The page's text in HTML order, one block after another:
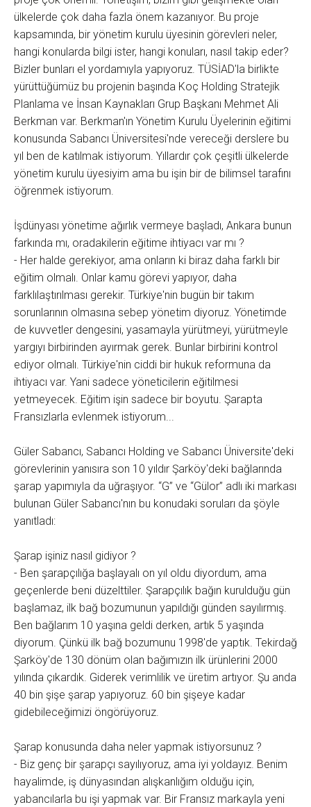
ülkelerde çok daha fazla önem kazanıyor. Bu proje
kapsamında, bir yönetim kurulu üyesinin görevleri neler,
hangi konularda bilgi ister, hangi konuları, nasıl takip eder?
Bizler bunları el yordamıyla yapıyoruz. TÜSİAD'la birlikte
yürüttüğümüz bu projenin başında Koç Holding Stratejik
Planlama ve İnsan Kaynakları Grup Başkanı Mehmet Ali
Berkman var. Berkman'ın Yönetim Kurulu Üyelerinin eğitimi
konusunda Sabancı Üniversitesi'nde vereceği derslere bu
yıl ben de katılmak istiyorum. Yıllardır çok çeşitli ülkelerde
yönetim kurulu üyesiyim ama bu işin bir de bilimsel tarafını
öğrenmek istiyorum.
İşdünyası yönetime ağırlık vermeye başladı, Ankara bunun
farkında mı, oradakilerin eğitime ihtiyacı var mı ?
- Her halde gerekiyor, ama onların ki biraz daha farklı bir
eğitim olmalı. Onlar kamu görevi yapıyor, daha
farklılaştırılması gerekir. Türkiye'nin bugün bir takım
sorunlarının olmasına sebep yönetim diyoruz. Yönetimde
de kuvvetler dengesini, yasamayla yürütmeyi, yürütmeyle
yargıyı birbirinden ayırmak gerek. Bunlar birbirini kontrol
ediyor olmalı. Türkiye'nin ciddi bir hukuk reformuna da
ihtiyacı var. Yani sadece yöneticilerin eğitilmesi
yetmeyecek. Eğitim işin sadece bir boyutu. Şarapta
Fransızlarla evlenmek istiyorum...
Güler Sabancı, Sabancı Holding ve Sabancı Üniversite'deki
görevlerinin yanısıra son 10 yıldır Şarköy'deki bağlarında
şarap yapımıyla da uğraşıyor. ‘‘G’’ ve ‘‘Gülor’’ adlı iki markası
bulunan Güler Sabancı'nın bu konudaki soruları da şöyle
yanıtladı:
Şarap işiniz nasıl gidiyor ?
- Ben şarapçılığa başlayalı on yıl oldu diyordum, ama
geçenlerde beni düzelttiler. Şarapçılık bağın kurulduğu gün
başlamaz, ilk bağ bozumunun yapıldığı günden sayılırmış.
Ben bağlarım 10 yaşına geldi derken, artık 5 yaşında
diyorum. Çünkü ilk bağ bozumunu 1998'de yaptık. Tekirdağ
Şarköy'de 130 dönüm olan bağımızın ilk ürünlerini 2000
yılında çıkardık. Giderek verimlilik ve üretim artıyor. Şu anda
40 bin şişe şarap yapıyoruz. 60 bin şişeye kadar
gidebileceğimizi öngörüyoruz.
Şarap konusunda daha neler yapmak istiyorsunuz ?
- Biz genç bir şarapçı sayılıyoruz, ama iyi yoldayız. Benim
hayalimde, iş dünyasından alışkanlığım olduğu için,
yabancılarla bu işi yapmak var. Bir Fransız markayla yeni